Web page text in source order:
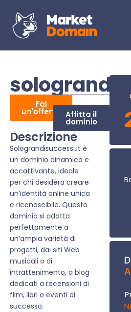
Fai
un'offerta Affitta il
dominio
Descrizione
Solograndisuccessi.it è
un dominio dinamico e
accattivante, ideale
per chi desidera creare
un’identità online unica
e riconoscibile. Questo
dominio si adatta
perfettamente a
un’ampia varietà di
progetti, dai siti Web
musicali o di
intrattenimento, a blog
dedicati a recensioni di
film, libri o eventi di
successo.